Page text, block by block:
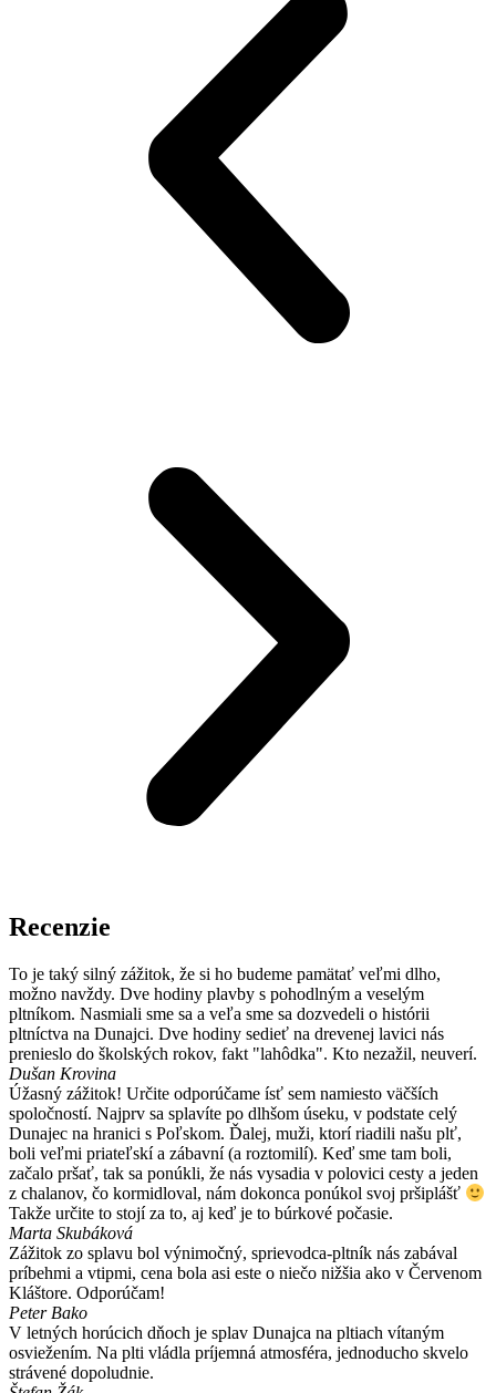
Recenzie
To je taký silný zážitok, že si ho budeme pamätať veľmi dlho,
možno navždy. Dve hodiny plavby s pohodlným a veselým
pltníkom. Nasmiali sme sa a veľa sme sa dozvedeli o histórii
pltníctva na Dunajci. Dve hodiny sedieť na drevenej lavici nás
prenieslo do školských rokov, fakt "lahôdka". Kto nezažil, neuverí.
Dušan Krovina
Úžasný zážitok! Určite odporúčame ísť sem namiesto väčších
spoločností. Najprv sa splavíte po dlhšom úseku, v podstate celý
Dunajec na hranici s Poľskom. Ďalej, muži, ktorí riadili našu plť,
boli veľmi priateľskí a zábavní (a roztomilí). Keď sme tam boli,
začalo pršať, tak sa ponúkli, že nás vysadia v polovici cesty a jeden
z chalanov, čo kormidloval, nám dokonca ponúkol svoj pršiplášť
Takže určite to stojí za to, aj keď je to búrkové počasie.
Marta Skubáková
Zážitok zo splavu bol výnimočný, sprievodca-pltník nás zabával
príbehmi a vtipmi, cena bola asi este o niečo nižšia ako v Červenom
Kláštore. Odporúčam!
Peter Bako
V letných horúcich dňoch je splav Dunajca na pltiach vítaným
osviežením. Na plti vládla príjemná atmosféra, jednoducho skvelo
strávené dopoludnie.